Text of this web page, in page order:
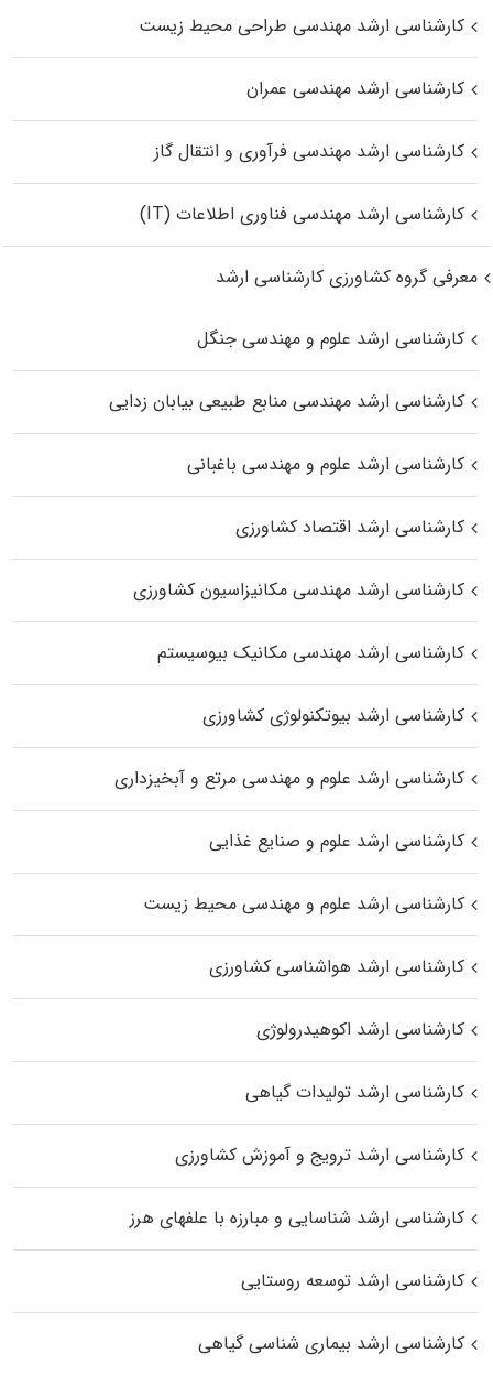
کارشناسی ارشد مهندسی طراحی محیط زیست
کارشناسی ارشد مهندسی عمران
کارشناسی ارشد مهندسی فرآوری و انتقال گاز
کارشناسی ارشد مهندسی فناوری اطلاعات (IT)
معرفی گروه کشاورزی کارشناسی ارشد
کارشناسی ارشد علوم و مهندسی جنگل
کارشناسی ارشد مهندسی منابع طبیعی بیابان زدایی
کارشناسی ارشد علوم و مهندسی باغبانی
کارشناسی ارشد اقتصاد کشاورزی
کارشناسی ارشد مهندسی مکانیزاسیون کشاورزی
کارشناسی ارشد مهندسی مکانیک بیوسیستم
کارشناسی ارشد بیوتکنولوژی کشاورزی
کارشناسی ارشد علوم و مهندسی مرتع و آبخیزداری
کارشناسی ارشد علوم و صنایع غذایی
کارشناسی ارشد علوم و مهندسی محیط زیست
کارشناسی ارشد هواشناسی کشاورزی
کارشناسی ارشد اکوهیدرولوژی
کارشناسی ارشد تولیدات گیاهی
کارشناسی ارشد ترویج و آموزش کشاورزی
کارشناسی ارشد شناسایی و مبارزه با علفهای هرز
کارشناسی ارشد توسعه روستایی
کارشناسی ارشد بیماری‌ شناسی گیاهی